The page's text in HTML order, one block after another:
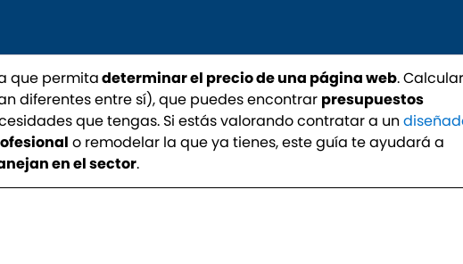
que permitadeterminar el precio de una página web. Calcular
diferentes entre sí), que puedes encontrar presupuestos
que tengas. Si estás valorando contratar a un
o remodelar la que ya tienes, este guía te ayudará a
en el sector.